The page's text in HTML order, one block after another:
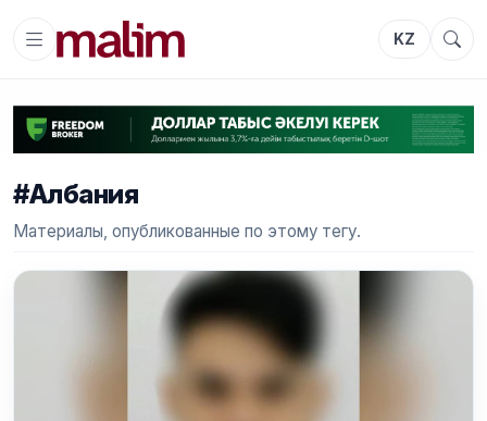
KZ
#Албания
Материалы, опубликованные по этому тегу.